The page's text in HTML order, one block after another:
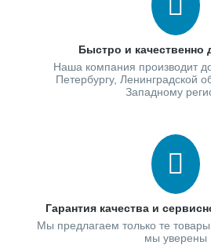
Быстро и качественно
Наша компания производит
Петербургу, Ленинградской
Западному
Гарантия качества и
Мы предлагаем только те
мы уверены